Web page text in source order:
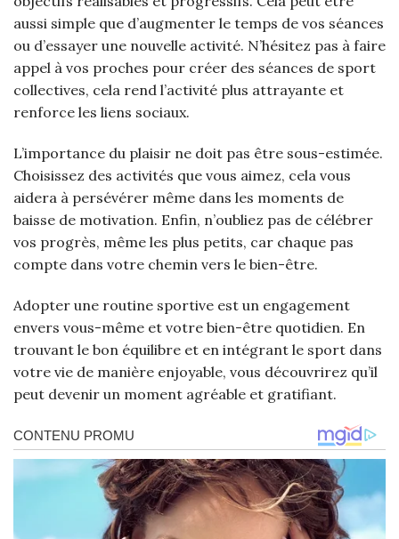
aussi simple que d’augmenter le temps de vos séances
ou d’essayer une nouvelle activité. N’hésitez pas à faire
appel à vos proches pour créer des séances de sport
collectives, cela rend l’activité plus attrayante et
renforce les liens sociaux.
L’importance du plaisir ne doit pas être sous-estimée.
Choisissez des activités que vous aimez, cela vous
aidera à persévérer même dans les moments de
baisse de motivation. Enfin, n’oubliez pas de célébrer
vos progrès, même les plus petits, car chaque pas
compte dans votre chemin vers le bien-être.
Adopter une routine sportive est un engagement
envers vous-même et votre bien-être quotidien. En
trouvant le bon équilibre et en intégrant le sport dans
votre vie de manière enjoyable, vous découvrirez qu’il
peut devenir un moment agréable et gratifiant.